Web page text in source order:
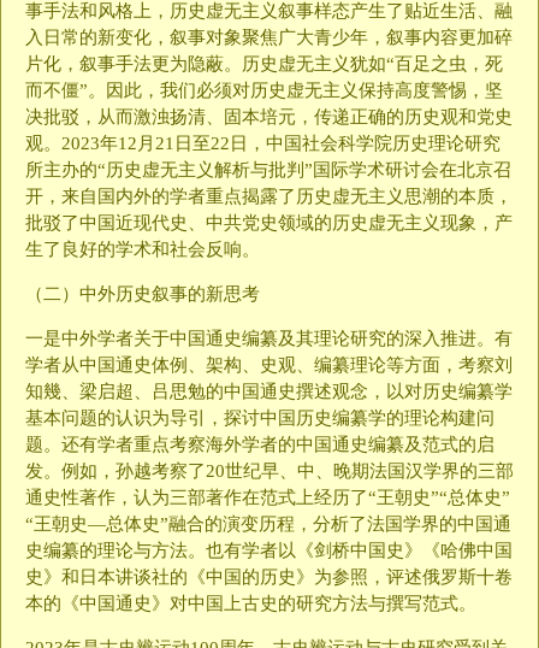
事手法和风格上，历史虚无主义叙事样态产生了贴近生活、融
入日常的新变化，叙事对象聚焦广大青少年，叙事内容更加碎
片化，叙事手法更为隐蔽。历史虚无主义犹如“百足之虫，死
而不僵”。因此，我们必须对历史虚无主义保持高度警惕，坚
决批驳，从而激浊扬清、固本培元，传递正确的历史观和党史
观。2023年12月21日至22日，中国社会科学院历史理论研究
所主办的“历史虚无主义解析与批判”国际学术研讨会在北京召
开，来自国内外的学者重点揭露了历史虚无主义思潮的本质，
批驳了中国近现代史、中共党史领域的历史虚无主义现象，产
生了良好的学术和社会反响。
（二）中外历史叙事的新思考
一是中外学者关于中国通史编纂及其理论研究的深入推进。有
学者从中国通史体例、架构、史观、编纂理论等方面，考察刘
知幾、梁启超、吕思勉的中国通史撰述观念，以对历史编纂学
基本问题的认识为导引，探讨中国历史编纂学的理论构建问
题。还有学者重点考察海外学者的中国通史编纂及范式的启
发。例如，孙越考察了20世纪早、中、晚期法国汉学界的三部
通史性著作，认为三部著作在范式上经历了“王朝史”“总体史”
“王朝史—总体史”融合的演变历程，分析了法国学界的中国通
史编纂的理论与方法。也有学者以《剑桥中国史》《哈佛中国
史》和日本讲谈社的《中国的历史》为参照，评述俄罗斯十卷
本的《中国通史》对中国上古史的研究方法与撰写范式。